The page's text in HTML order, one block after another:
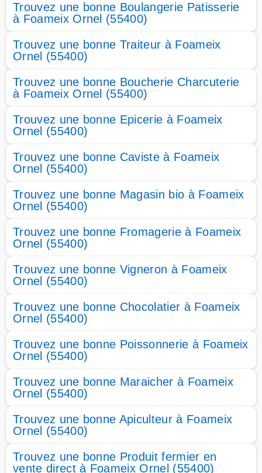
Trouvez une bonne Boulangerie Patisserie
à Foameix Ornel (55400)
Trouvez une bonne Traiteur à Foameix
Ornel (55400)
Trouvez une bonne Boucherie Charcuterie
à Foameix Ornel (55400)
Trouvez une bonne Epicerie à Foameix
Ornel (55400)
Trouvez une bonne Caviste à Foameix
Ornel (55400)
Trouvez une bonne Magasin bio à Foameix
Ornel (55400)
Trouvez une bonne Fromagerie à Foameix
Ornel (55400)
Trouvez une bonne Vigneron à Foameix
Ornel (55400)
Trouvez une bonne Chocolatier à Foameix
Ornel (55400)
Trouvez une bonne Poissonnerie à Foameix
Ornel (55400)
Trouvez une bonne Maraicher à Foameix
Ornel (55400)
Trouvez une bonne Apiculteur à Foameix
Ornel (55400)
Trouvez une bonne Produit fermier en
vente direct à Foameix Ornel (55400)